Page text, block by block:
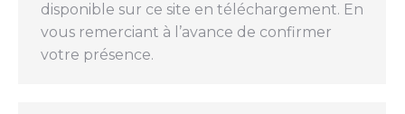
disponible sur ce site en téléchargement. En
vous remerciant à l’avance de confirmer
votre présence.